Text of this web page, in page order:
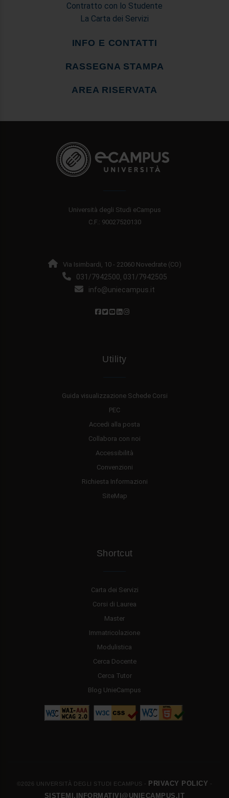
Contratto con lo Studente
La Carta dei Servizi
INFO E CONTATTI
RASSEGNA STAMPA
AREA RISERVATA
Università degli Studi eCampus
C.F.: 90027520130
Via Isimbardi, 10 - 22060 Novedrate (CO)
031/7942500, 031/7942505
info@uniecampus.it
Utility
Guida visualizzazione Schede Corsi
PEC
Accedi alla posta
Collabora con noi
Accessibilità
Convenzioni
Richiesta Informazioni
SiteMap
Shortcut
Carta dei Servizi
Corsi di Laurea
Master
Immatricolazione
Modulistica
Cerca Docente
Cerca Tutor
Blog UnieCampus
©2026 UNIVERSITÀ DEGLI STUDI ECAMPUS - PRIVACY POLICY -
SISTEMI.INFORMATIVI@UNIECAMPUS.IT